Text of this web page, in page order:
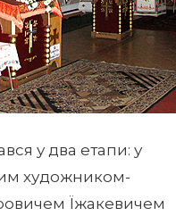
у два етапи: у
художником-
Їжакевичем